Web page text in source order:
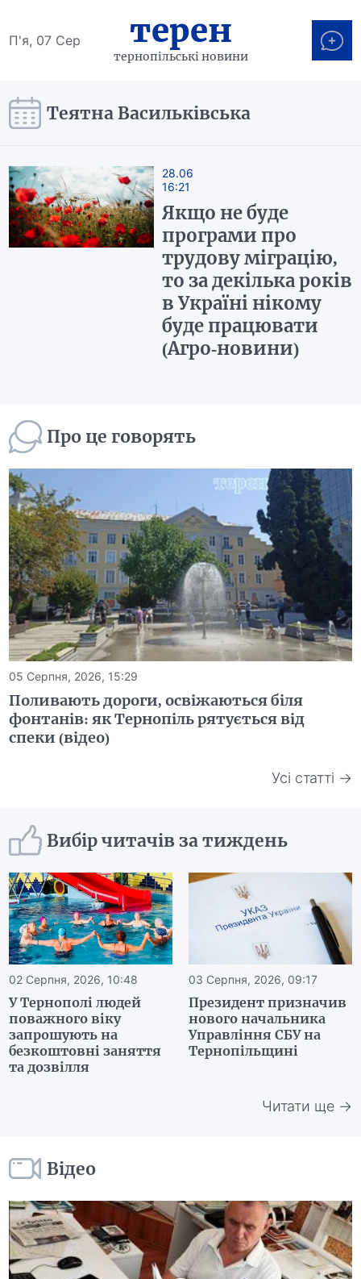
П'я, 07 Сер терен
тернопільські новини
Теятна Васильківська
28.06
16:21
Якщо не буде
програми про
трудову міграцію,
то за декілька років
в Україні нікому
буде працювати
(Агро-новини)
Про це говорять
05 Серпня, 2026, 15:29
Поливають дороги, освіжаються біля
фонтанів: як Тернопіль рятується від
спеки (відео)
Усі статті →
Вибір читачів за тиждень
02 Серпня, 2026, 10:48
У Тернополі людей
поважного віку
запрошують на
безкоштовні заняття
та дозвілля
03 Серпня, 2026, 09:17
Президент призначив
нового начальника
Управління СБУ на
Тернопільщині
Читати ще →
Відео